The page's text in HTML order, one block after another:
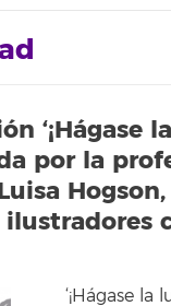
‘¡Hágase
por la
‘¡Hágase la